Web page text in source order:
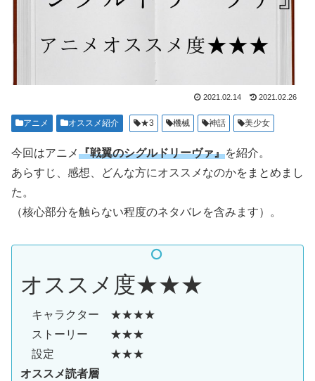
2021.02.14 2021.02.26
アニメ オススメ紹介 ★3 機械 神話 美少女
今回はアニメ『戦翼のシグルドリーヴァ』を紹介。
あらすじ、感想、どんな方にオススメなのかをまとめまし
た。
（核心部分を触らない程度のネタバレを含みます）。
オススメ度★★★
キャラクター ★★★★
ストーリー ★★★
設定 ★★★
オススメ読者層